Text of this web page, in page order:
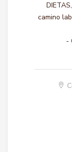
camino
-